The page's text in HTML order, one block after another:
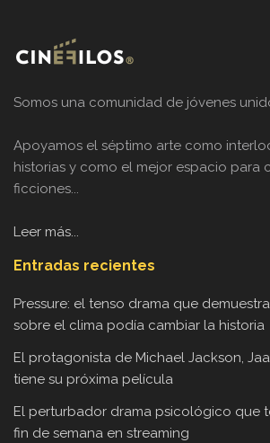
Somos una comunidad de jóvenes
Apoyamos el séptimo arte como
historias y como el mejor espacio para
ficciones...
Leer más...
Entradas recientes
Pressure: el tenso drama que
sobre el clima podía cambiar la historia
El protagonista de Michael Jackson,
tiene su próxima película
El perturbador drama psicológico que
fin de semana en streaming